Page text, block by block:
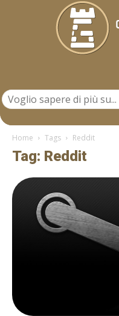
Home Tags Reddit
Tag: Reddit